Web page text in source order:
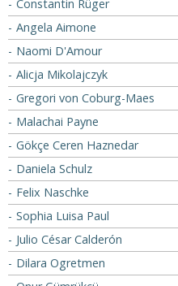
Constantin Rüger
Angela Aimone
Naomi D'Amour
Alicja Mikolajczyk
Gregori von Coburg-Maes
Malachai Payne
Gökçe Ceren Haznedar
Daniela Schulz
Felix Naschke
Sophia Luisa Paul
Julio César Calderón
Dilara Ogretmen